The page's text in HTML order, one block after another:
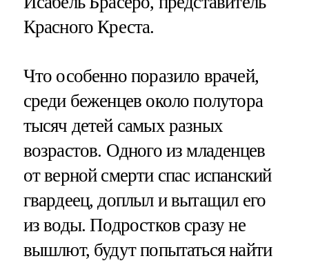
Красного Креста.
Что особенно поразило врачей,
среди беженцев около полутора
тысяч детей самых разных
возрастов. Одного из младенцев
от верной смерти спас испанский
гвардеец, доплыл и вытащил его
из воды. Подростков сразу не
вышлют, будут попытаться найти